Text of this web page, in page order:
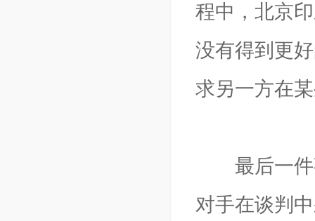
程中，北京
没有得到更
求另一方在
最后一件
对手在谈判